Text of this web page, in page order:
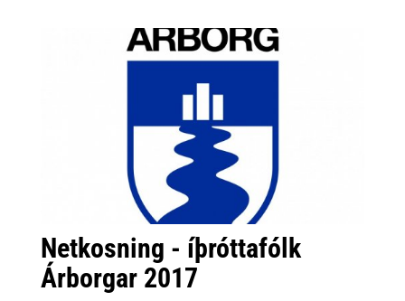
Netkosning - íþróttafólk
Árborgar 2017